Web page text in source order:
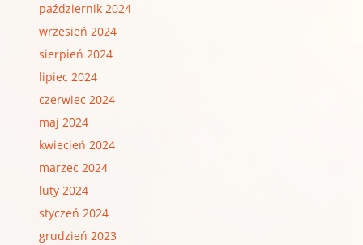
październik 2024
wrzesień 2024
sierpień 2024
lipiec 2024
czerwiec 2024
maj 2024
kwiecień 2024
marzec 2024
luty 2024
styczeń 2024
grudzień 2023